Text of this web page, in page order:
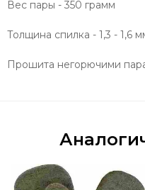
Вес пары - 350 грамм
Толщина спилка - 1,3 - 1,6
Прошита негорючими